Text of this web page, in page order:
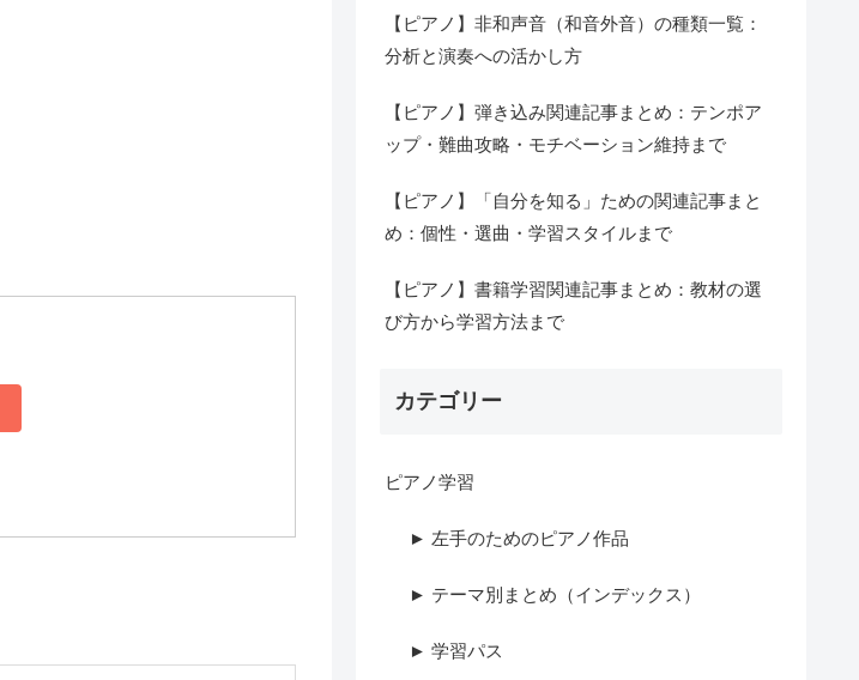
【ピアノ】非和声音（和音外音）の種類一覧：
分析と演奏への活かし方
【ピアノ】弾き込み関連記事まとめ：テンポア
ップ・難曲攻略・モチベーション維持まで
【ピアノ】「自分を知る」ための関連記事まと
め：個性・選曲・学習スタイルまで
【ピアノ】書籍学習関連記事まとめ：教材の選
び方から学習方法まで
カテゴリー
ピアノ学習
► 左手のためのピアノ作品
► テーマ別まとめ（インデックス）
► 学習パス